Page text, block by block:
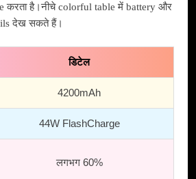
करता है।नीचे colorful table में battery और
देख सकते हैं।
डिटेल
4200mAh
44W FlashCharge
लगभग 60%